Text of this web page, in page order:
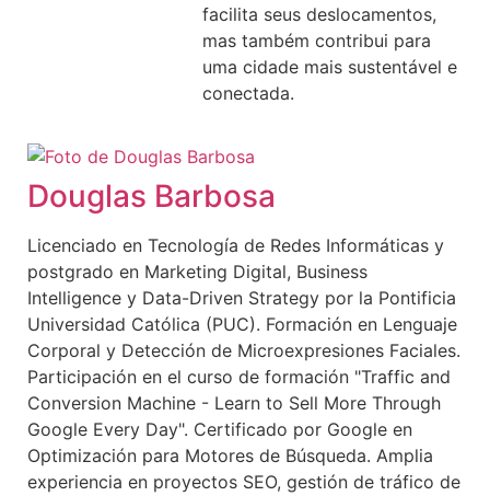
facilita seus deslocamentos,
mas também contribui para
uma cidade mais sustentável e
conectada.
Douglas Barbosa
Licenciado en Tecnología de Redes Informáticas y
postgrado en Marketing Digital, Business
Intelligence y Data-Driven Strategy por la Pontificia
Universidad Católica (PUC). Formación en Lenguaje
Corporal y Detección de Microexpresiones Faciales.
Participación en el curso de formación "Traffic and
Conversion Machine - Learn to Sell More Through
Google Every Day". Certificado por Google en
Optimización para Motores de Búsqueda. Amplia
experiencia en proyectos SEO, gestión de tráfico de